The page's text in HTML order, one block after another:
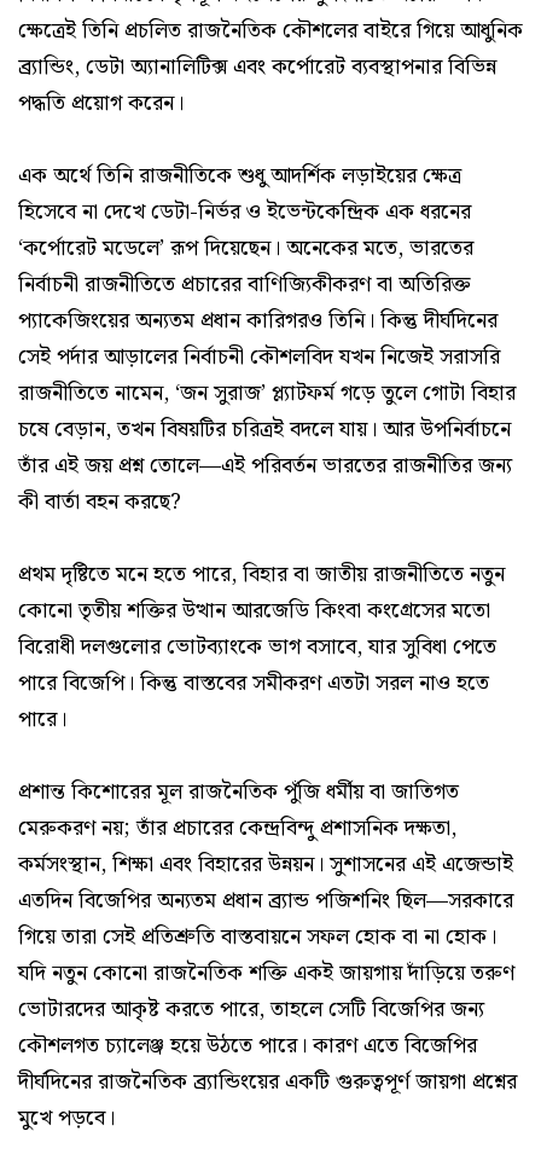
ক্ষেত্রেই তিনি প্রচলিত রাজনৈতিক কৌশলের বাইরে গিয়ে আধুনিক
ব্র্যান্ডিং, ডেটা অ্যানালিটিক্স এবং কর্পোরেট ব্যবস্থাপনার বিভিন্ন
পদ্ধতি প্রয়োগ করেন।
এক অর্থে তিনি রাজনীতিকে শুধু আদর্শিক লড়াইয়ের ক্ষেত্র
হিসেবে না দেখে ডেটা-নির্ভর ও ইভেন্টকেন্দ্রিক এক ধরনের
‘কর্পোরেট মডেলে’ রূপ দিয়েছেন। অনেকের মতে, ভারতের
নির্বাচনী রাজনীতিতে প্রচারের বাণিজ্যিকীকরণ বা অতিরিক্ত
প্যাকেজিংয়ের অন্যতম প্রধান কারিগরও তিনি। কিন্তু দীর্ঘদিনের
সেই পর্দার আড়ালের নির্বাচনী কৌশলবিদ যখন নিজেই সরাসরি
রাজনীতিতে নামেন, ‘জন সুরাজ’ প্ল্যাটফর্ম গড়ে তুলে গোটা বিহার
চষে বেড়ান, তখন বিষয়টির চরিত্রই বদলে যায়। আর উপনির্বাচনে
তাঁর এই জয় প্রশ্ন তোলে—এই পরিবর্তন ভারতের রাজনীতির জন্য
কী বার্তা বহন করছে?
প্রথম দৃষ্টিতে মনে হতে পারে, বিহার বা জাতীয় রাজনীতিতে নতুন
কোনো তৃতীয় শক্তির উত্থান আরজেডি কিংবা কংগ্রেসের মতো
বিরোধী দলগুলোর ভোটব্যাংকে ভাগ বসাবে, যার সুবিধা পেতে
পারে বিজেপি। কিন্তু বাস্তবের সমীকরণ এতটা সরল নাও হতে
পারে।
প্রশান্ত কিশোরের মূল রাজনৈতিক পুঁজি ধর্মীয় বা জাতিগত
মেরুকরণ নয়; তাঁর প্রচারের কেন্দ্রবিন্দু প্রশাসনিক দক্ষতা,
কর্মসংস্থান, শিক্ষা এবং বিহারের উন্নয়ন। সুশাসনের এই এজেন্ডাই
এতদিন বিজেপির অন্যতম প্রধান ব্র্যান্ড পজিশনিং ছিল—সরকারে
গিয়ে তারা সেই প্রতিশ্রুতি বাস্তবায়নে সফল হোক বা না হোক।
যদি নতুন কোনো রাজনৈতিক শক্তি একই জায়গায় দাঁড়িয়ে তরুণ
ভোটারদের আকৃষ্ট করতে পারে, তাহলে সেটি বিজেপির জন্য
কৌশলগত চ্যালেঞ্জ হয়ে উঠতে পারে। কারণ এতে বিজেপির
দীর্ঘদিনের রাজনৈতিক ব্র্যান্ডিংয়ের একটি গুরুত্বপূর্ণ জায়গা প্রশ্নের
মুখে পড়বে।